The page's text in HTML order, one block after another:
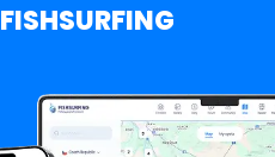
FISHSURFING